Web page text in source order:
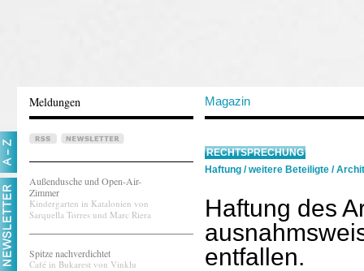
Meldungen Magazin
Außendusche und Open-Air-
Zimmer
Kindergarten in Katalonien von
Sarquella Torres und Marc Riera
Spitze nachverdichtet
Café in Bukarest von Vinklu
RECHTSPRECHUNG
Haftung /weitere Beteiligte /
Haftung des
entfallen.